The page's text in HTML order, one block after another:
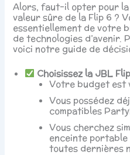
Alors, faut-il opter pour la
valeur sûre de la Flip 6 ?
essentiellement de votre
de technologies d’avenir.
voici notre guide de
Choisissez la JBL
Votre budget est
Vous possédez
compatibles
Vous cherchez
enceinte portable
toutes dernières